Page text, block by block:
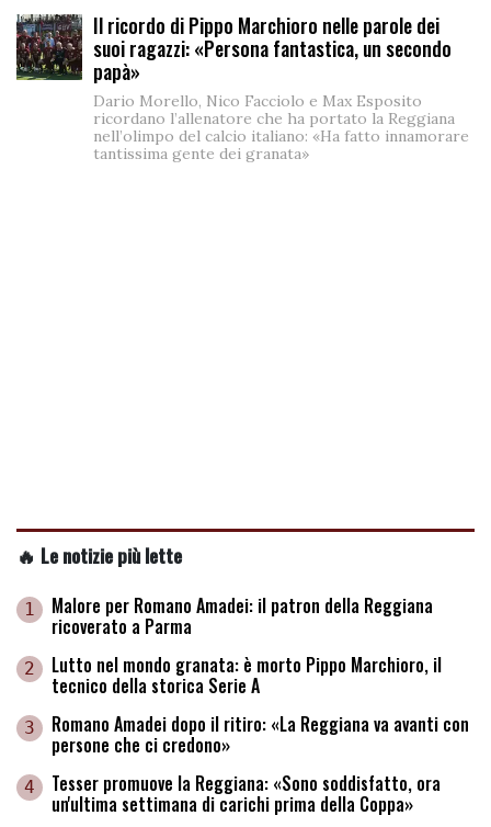
Il ricordo di Pippo Marchioro nelle parole dei
suoi ragazzi: «Persona fantastica, un secondo
papà»
Dario Morello, Nico Facciolo e Max Esposito
ricordano l’allenatore che ha portato la Reggiana
nell’olimpo del calcio italiano: «Ha fatto innamorare
tantissima gente dei granata»
🔥 Le notizie più lette
1 Malore per Romano Amadei: il patron della Reggiana
ricoverato a Parma
2 Lutto nel mondo granata: è morto Pippo Marchioro, il
tecnico della storica Serie A
3 Romano Amadei dopo il ritiro: «La Reggiana va avanti con
persone che ci credono»
4 Tesser promuove la Reggiana: «Sono soddisfatto, ora
un'ultima settimana di carichi prima della Coppa»